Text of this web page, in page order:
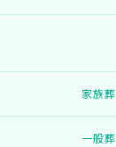
家族葬
一般葬